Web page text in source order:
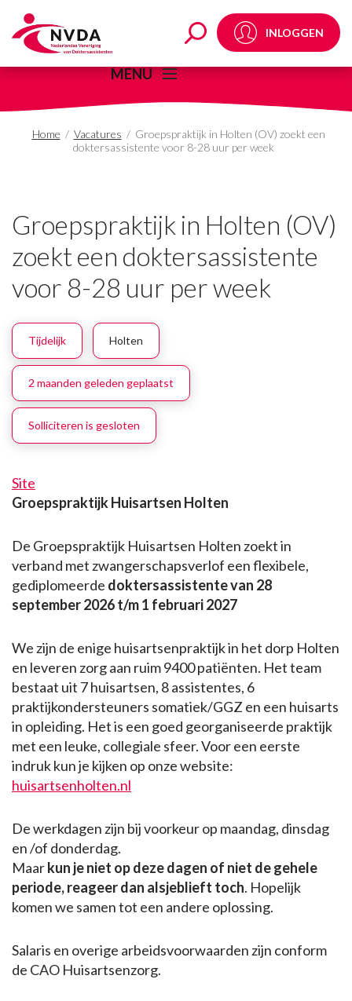
Groepspraktijk inINLOGGEN
MENU
Home / Vacatures / Groepspraktijk in Holten (OV) zoekt een
doktersassistente voor 8-28 uur per week
Groepspraktijk in Holten (OV)
zoekt een doktersassistente
voor 8-28 uur per week
Tijdelijk Holten
2 maanden geleden geplaatst
Solliciteren is gesloten
Site
Groepspraktijk Huisartsen Holten
De Groepspraktijk Huisartsen Holten zoekt in
verband met zwangerschapsverlof een flexibele,
gediplomeerde doktersassistente van 28
september 2026 t/m 1 februari 2027
We zijn de enige huisartsenpraktijk in het dorp Holten
en leveren zorg aan ruim 9400 patiënten. Het team
bestaat uit 7 huisartsen, 8 assistentes, 6
praktijkondersteuners somatiek/GGZ en een huisarts
in opleiding. Het is een goed georganiseerde praktijk
met een leuke, collegiale sfeer. Voor een eerste
indruk kun je kijken op onze website:
huisartsenholten.nl
De werkdagen zijn bij voorkeur op maandag, dinsdag
en /of donderdag.
Maarkun je niet op deze dagen of niet de gehele
periode, reageer dan alsjeblieft toch. Hopelijk
komen we samen tot een andere oplossing.
Salaris en overige arbeidsvoorwaarden zijn conform
de CAO Huisartsenzorg.